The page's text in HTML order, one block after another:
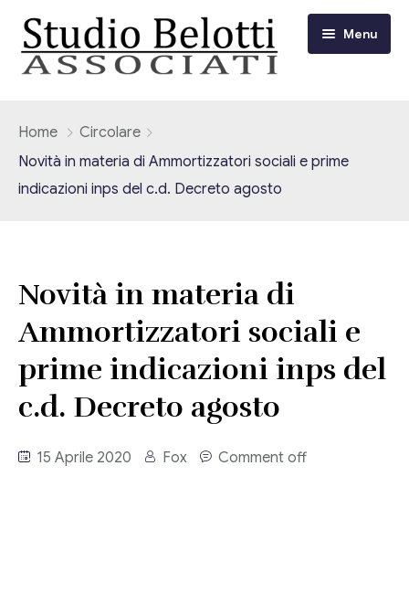
Menu
I nostri servizi
Adempimenti Dichiarativi e Fiscali
Contrattualistica Varia
Consulenza Societaria
Revisione legale
Corsi FAD
Video/Tv
Home
Circolare
Novità in materia di Ammortizzatori sociali e prime
indicazioni inps del c.d. Decreto agosto
Novità in materia di
Ammortizzatori sociali e
prime indicazioni inps del
c.d. Decreto agosto
15 Aprile 2020 Fox Comment off